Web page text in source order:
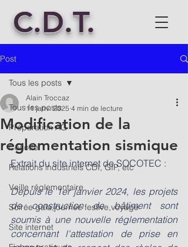
C.D.T.
Post
Tous les posts
Préparation AG
Cocotte
Relations industriels CDI, GIP, etc
Veille réglementaire
Soirée gala,journée festive,voyage
Site internet
Tous les posts
Modification de la
réglementation sismique
Alain Troccaz
11 janv. 2025 4 min de lecture
Extrait du site internet de SOCOTEC :
Depuis le 1er janvier 2024, les projets
de construction de bâtiment sont
soumis à une nouvelle réglementation
concernant l'attestation de prise en